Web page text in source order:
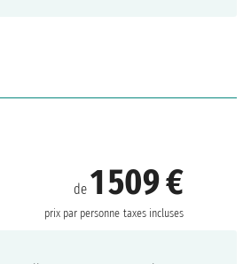
de 1 509 €
prix par personne taxes incluses